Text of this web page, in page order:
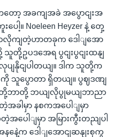
တော့ အခကျအခဲ အပွောငျးအ
။ Noeleen Heyzer နဲ့ တှေ့
လိုကျတဲ့ဟာတခုက ဒေါျအော
တို့ဥပဒအေရ ပွငျးပွငျးထနျ
ပျနိုငျပါတယျ။ ဒါက သူတို့က
သူပွောတာ ရှိတယျ။ ပွဈဒဏျ
ျတို့ဘာတို့ ဘယျလိုပွုမယျဘာညာ
ါမှာ နစကအပေါျမှာ
ေါျမှာ အမြားကွီးတညျပါ
ေဲ့က ဒေါျအောငျဆနျးစုကွ